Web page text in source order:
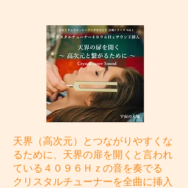
天界（高次元）とつながりやすくな
るために、天界の扉を開くと言われ
ている４０９６Ｈｚの音を奏でる
クリスタルチューナーを全曲に挿入